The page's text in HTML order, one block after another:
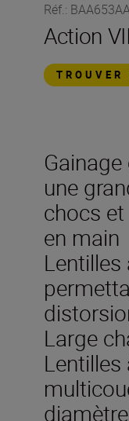
Réf.:
Action
TROUVER
une
chocs
en main
Large